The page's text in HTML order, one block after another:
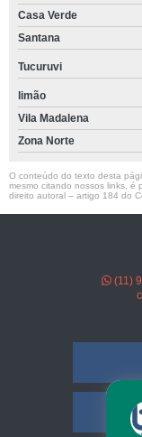
Casa Verde
Santana
Tucuruvi
limão
Vila Madalena
Zona Norte
O conteúdo do texto desta
mesmo citando nossos links, é
direito autoral – artigo 184 do
(11)